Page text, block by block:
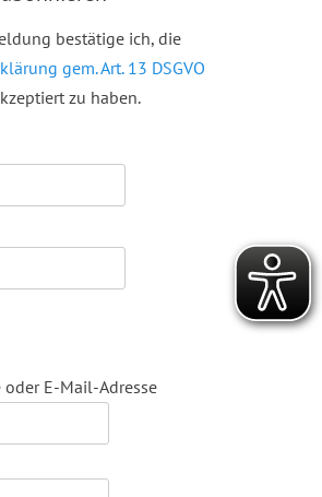
bestätige ich, die
gem. Art. 13 DSGVO
zu haben.
oder E-Mail-Adresse